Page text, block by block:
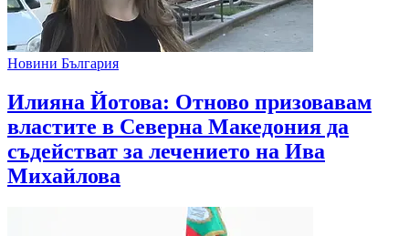
Новини България
Илияна Йотова: Отново призовавам
властите в Северна Македония да
съдействат за лечението на Ива
Михайлова